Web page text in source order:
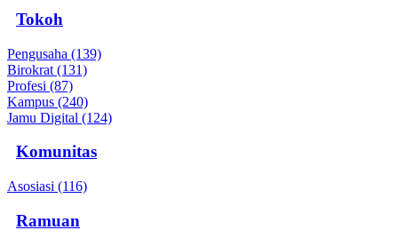
Tokoh
Pengusaha (139)
Birokrat (131)
Profesi (87)
Kampus (240)
Jamu Digital (124)
Komunitas
Asosiasi (116)
Ramuan